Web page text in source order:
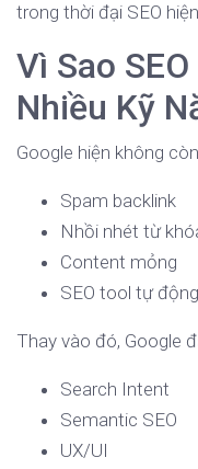
trong thời đại SEO
Vì Sao
Nhiều Kỹ
Google hiện không
Spam backlink
Nhồi nhét từ
Content mỏng
SEO tool tự động
Thay vào đó, Google
Search Intent
Semantic SEO
UX/UI